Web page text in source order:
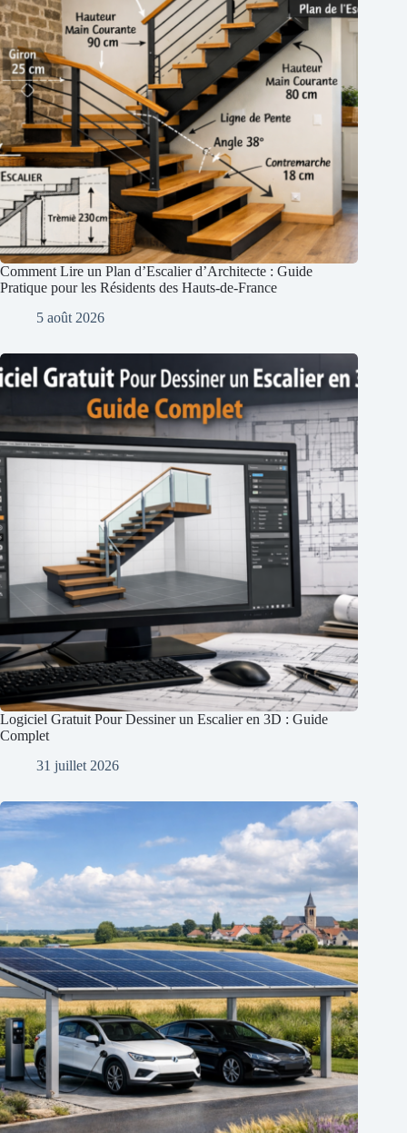
Comment Lire un Plan d’Escalier d’Architecte : Guide
Pratique pour les Résidents des Hauts-de-France
5 août 2026
Logiciel Gratuit Pour Dessiner un Escalier en 3D : Guide
Complet
31 juillet 2026